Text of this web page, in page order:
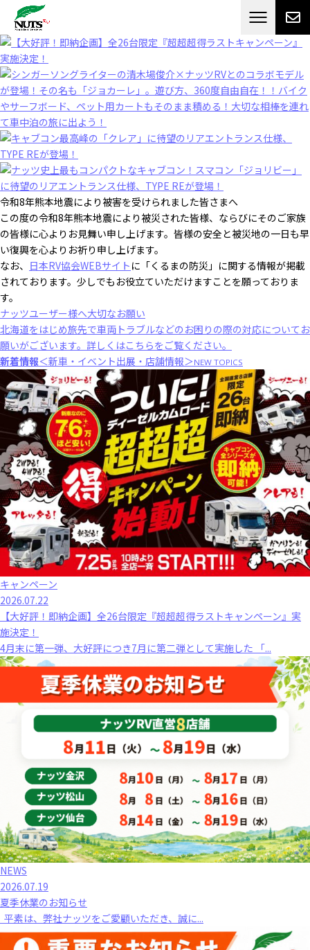
日本最大級のキャンピングカーメーカー
RV[テレビCM放送]
令和8年熊本地震により被害を受けられました皆さまへ
この度の令和8年熊本地震により被災された皆様、ならびにそのご家族
の皆様に心よりお見舞い申し上げます。皆様の安全と被災地の一日も早
い復興を心よりお祈り申し上げます。
なお、 日本RV協会WEBサイト に「くるまの防災」に関する情報が掲載
されております。少しでもお役立ていただけますことを願っておりま
す。
ナッツユーザー様へ大切なお願い
北海道をはじめ旅先で車両トラブルなどのお困りの際の対応についてお
願いがございます。 詳しくはこちらをご覧ください。
新着情報＜新車・イベント出展・店舗情報＞NEW TOPICS
キャンペーン
2026.07.22
【大好評！即納企画】全26台限定『超超超得ラストキャンペーン』実
施決定！
4月末に第一弾、大好評につき7月に第二弾として実施した 「...
NEWS
2026.07.19
夏季休業のお知らせ
平素は、弊社ナッツをご愛顧いただき、誠に...